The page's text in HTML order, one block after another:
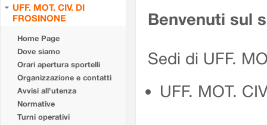
UFF. MOT. CIV. DI
FROSINONE
Home Page
Dove siamo
Orari apertura sportelli
Organizzazione e contatti
Avvisi all'utenza
Normative
Turni operativi
Benvenuti sul
Sedi di UFF.
UFF. MOT.